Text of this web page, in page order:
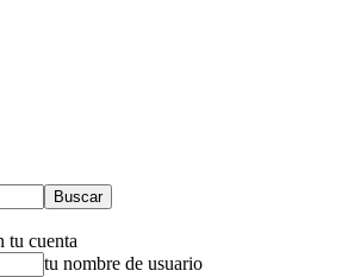
tu cuenta
tu nombre de usuario